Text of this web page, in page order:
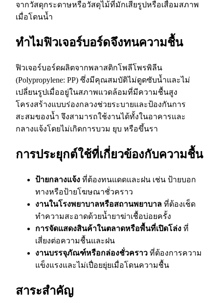
จากวัสดุกระดาษหรือวัสดุไม้ที่มักเสียรูปหรือเสื่อมสภาพ
เมื่อโดนน้ำ
ทำไมฟิวเจอร์บอร์ดจึงทนความชื้น
ฟิวเจอร์บอร์ดผลิตจากพลาสติกโพลีโพรพิลีน
(Polypropylene: PP) ซึ่งมีคุณสมบัติไม่ดูดซับน้ำและไม่
เปลี่ยนรูปเมื่ออยู่ในสภาพแวดล้อมที่มีความชื้นสูง
โครงสร้างแบบร่องกลวงช่วยระบายและป้องกันการ
สะสมของน้ำ จึงสามารถใช้งานได้ทั้งในอาคารและ
กลางแจ้งโดยไม่เกิดการบวม ยุบ หรือขึ้นรา
การประยุกต์ใช้ที่เกี่ยวข้องกับความชื้น
ป้ายกลางแจ้ง ที่ต้องทนแดดและฝน เช่น ป้ายบอก
ทางหรือป้ายโฆษณาชั่วคราว
งานในโรงพยาบาลหรือสถานพยาบาล ที่ต้องเช็ด
ทำความสะอาดด้วยน้ำยาฆ่าเชื้อบ่อยครั้ง
การจัดแสดงสินค้าในตลาดหรือพื้นที่เปิดโล่ง ที่
เสี่ยงต่อความชื้นและฝน
งานบรรจุภัณฑ์หรือกล่องชั่วคราว ที่ต้องการความ
แข็งแรงและไม่เปื่อยยุ่ยเมื่อโดนความชื้น
สาระสำคัญ